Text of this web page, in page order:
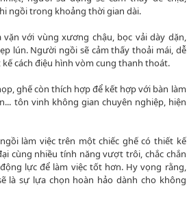
ngồi trong khoảng thời gian dài.
với vùng xương chậu, bọc vải dày dặn,
lún. Người ngồi sẽ cảm thấy thoải mái, dễ
cách điệu hình vòm cung thanh thoát.
ghế còn thích hợp để kết hợp với bàn làm
tôn vinh không gian chuyên nghiệp, hiện
làm việc trên một chiếc ghế có thiết kế
cùng nhiều tính năng vượt trôi, chắc chắn
lực để làm việc tốt hơn. Hy vọng rằng,
là sự lựa chọn hoàn hảo dành cho không